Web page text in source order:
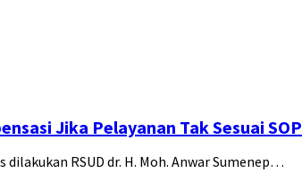
Jika Pelayanan Tak Sesuai SOP
RSUD dr. H. Moh. Anwar Sumenep…